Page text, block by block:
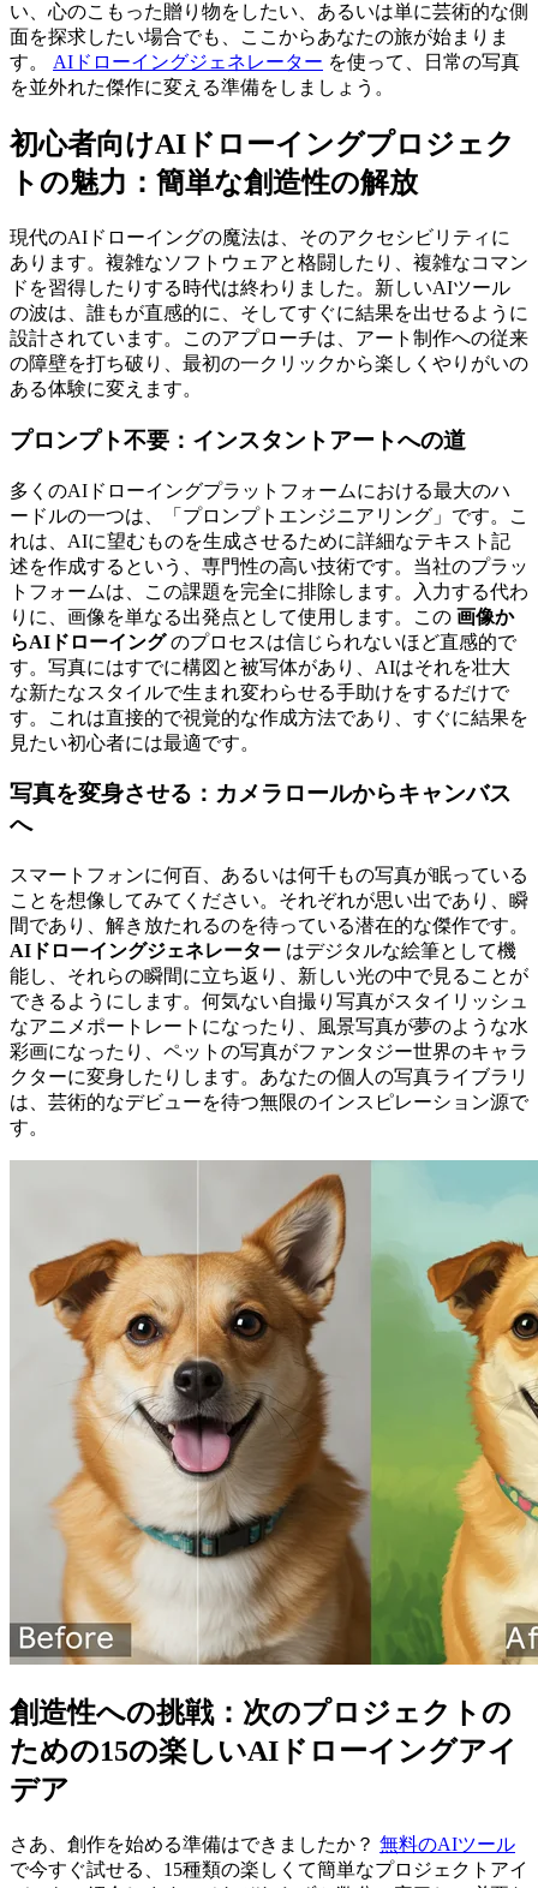
い、心のこもった贈り物をしたい、あるいは単に芸術的な側
面を探求したい場合でも、ここからあなたの旅が始まりま
す。 AIドローイングジェネレーター を使って、日常の写真
を並外れた傑作に変える準備をしましょう。
初心者向けAIドローイングプロジェク
トの魅力：簡単な創造性の解放
現代のAIドローイングの魔法は、そのアクセシビリティに
あります。複雑なソフトウェアと格闘したり、複雑なコマン
ドを習得したりする時代は終わりました。新しいAIツール
の波は、誰もが直感的に、そしてすぐに結果を出せるように
設計されています。このアプローチは、アート制作への従来
の障壁を打ち破り、最初の一クリックから楽しくやりがいの
ある体験に変えます。
プロンプト不要：インスタントアートへの道
多くのAIドローイングプラットフォームにおける最大のハ
ードルの一つは、「プロンプトエンジニアリング」です。こ
れは、AIに望むものを生成させるために詳細なテキスト記
述を作成するという、専門性の高い技術です。当社のプラッ
トフォームは、この課題を完全に排除します。入力する代わ
りに、画像を単なる出発点として使用します。この 画像か
らAIドローイングのプロセスは信じられないほど直感的で
す。写真にはすでに構図と被写体があり、AIはそれを壮大
な新たなスタイルで生まれ変わらせる手助けをするだけで
す。これは直接的で視覚的な作成方法であり、すぐに結果を
見たい初心者には最適です。
写真を変身させる：カメラロールからキャンバス
へ
スマートフォンに何百、あるいは何千もの写真が眠っている
ことを想像してみてください。それぞれが思い出であり、瞬
間であり、解き放たれるのを待っている潜在的な傑作です。
AIドローイングジェネレーター はデジタルな絵筆として機
能し、それらの瞬間に立ち返り、新しい光の中で見ることが
できるようにします。何気ない自撮り写真がスタイリッシュ
なアニメポートレートになったり、風景写真が夢のような水
彩画になったり、ペットの写真がファンタジー世界のキャラ
クターに変身したりします。あなたの個人の写真ライブラリ
は、芸術的なデビューを待つ無限のインスピレーション源で
す。
創造性への挑戦：次のプロジェクトの
ための15の楽しいAIドローイングアイ
デア
さあ、創作を始める準備はできましたか？ 無料のAIツール
で今すぐ試せる、15種類の楽しくて簡単なプロジェクトアイ